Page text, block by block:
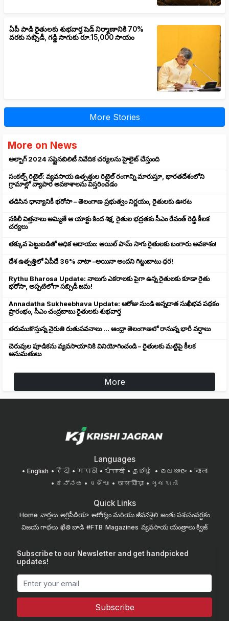
ఏపీ పాడి రైతులకు శుభవార్త షెడ్ నిర్మాణానికి 70%
వరకు సబ్సిడీ, గడ్డి సాగుకు రూ.15,000 సాయం
More Stories
More on News
అల్బాగ్ 2024 సస్టైనబిలిటీ నివేదిక చర్యలను హైలైట్ చేస్తుంది
సంకల్ప్ రిటైల్: వ్యవసాయ ఉత్పత్తుల రిటైల్ రంగాన్ని మారుస్తూ, భారతదేశంలోని
గ్రామాల్లో వ్యాపార అవకాశాలను విస్తరించడం
తడిసిన ధాన్యానికీ భరోసా – తెలంగాణ ప్రభుత్వం నిర్ణయం, రైతులకు ఊరట
నకిలీ విత్తనాలు అమ్మితే ఆ యాక్టు కింద శిక్ష, రైతుల భద్రతకు సీఎం రేవంత్ రెడ్డి కీలక
చర్యలు
తక్కువ పెట్టుబడితో అధిక ఆదాయం: ఆయిల్ పామ్ సాగు రైతులకు బంగారు అవకాశం!
దేశ ఉత్పత్తిలో ఏపీదే 36% వాటా –అయినా అందని గిట్టుబాటు ధర!
Rythu Bharosa Update: నాలుగు ఎకరాలకు పైగా ఉన్న రైతులకు కూడా రైతు
భరోసా, అప్పటిలోగా సబ్సిడీ జమ!
Annadatha Sukheebhava Update: ఆరోజు నుండి అన్నదాత సుఖీభవ పథకం
ప్రారంభం, సీఎం చంద్రబాబు రైతులకు శుభవార్త
తరుముకొస్తున్న నైరుతి రుతుపవనాలు ... ఆంధ్రా తెలంగాణలో రానున్న భారీ వర్షాలు
చెరువుల పూడికను వ్యవసాయానికి వినియోగించండి – రైతులకు మట్టిపై కీలక
అనుమతులు
More
Languages
English हिंदी मराठी ਪੰਜਾਬੀ தமிழ் മലയാളം
বাংলা
ಕನ್ನಡ
ଓଡିଆ অসমীয়া ગુજરાતી
Quick Links
Home వార్తలు అగ్రిపీడియా ఆరోగ్యం మరియు జీవనశైలి జంతు పశుసంవర్ధకం
విజయ గాథలు ఖేతి బాడి #FTB Magazines వ్యవసాయ యంత్రాలు క్విజ్
Subscribe to our Newsletter and get handpicked
updates!
Subscribe